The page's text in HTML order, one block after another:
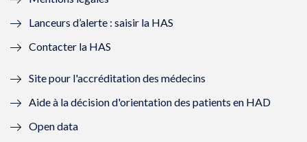
r
e
)
r
)
e
)
Lanceurs d’alerte : saisir la HAS
Contacter la HAS
Site pour l'accréditation des médecins
Aide à la décision d'orientation des patients en HAD
Open data